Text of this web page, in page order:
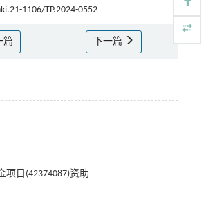
1106/TP.2024-0552
篇 下一篇
项目(42374087)资助